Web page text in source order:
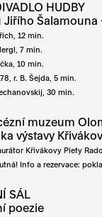
HUDBY
12 min.
7 min.
10 min.
r. B. Šejda, 5 min.
30 min.
muzeum
výstavy
Křivákovy Piety
Info a rezervace:
SÁL
poezie